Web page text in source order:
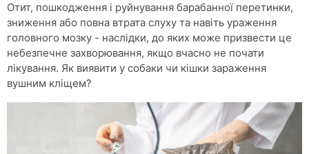
Отит, пошкодження і руйнування барабанної перетинки,
зниження або повна втрата слуху та навіть ураження
головного мозку - наслідки, до яких може призвести це
небезпечне захворювання, якщо вчасно не почати
лікування. Як виявити у собаки чи кішки зараження
вушним кліщем?